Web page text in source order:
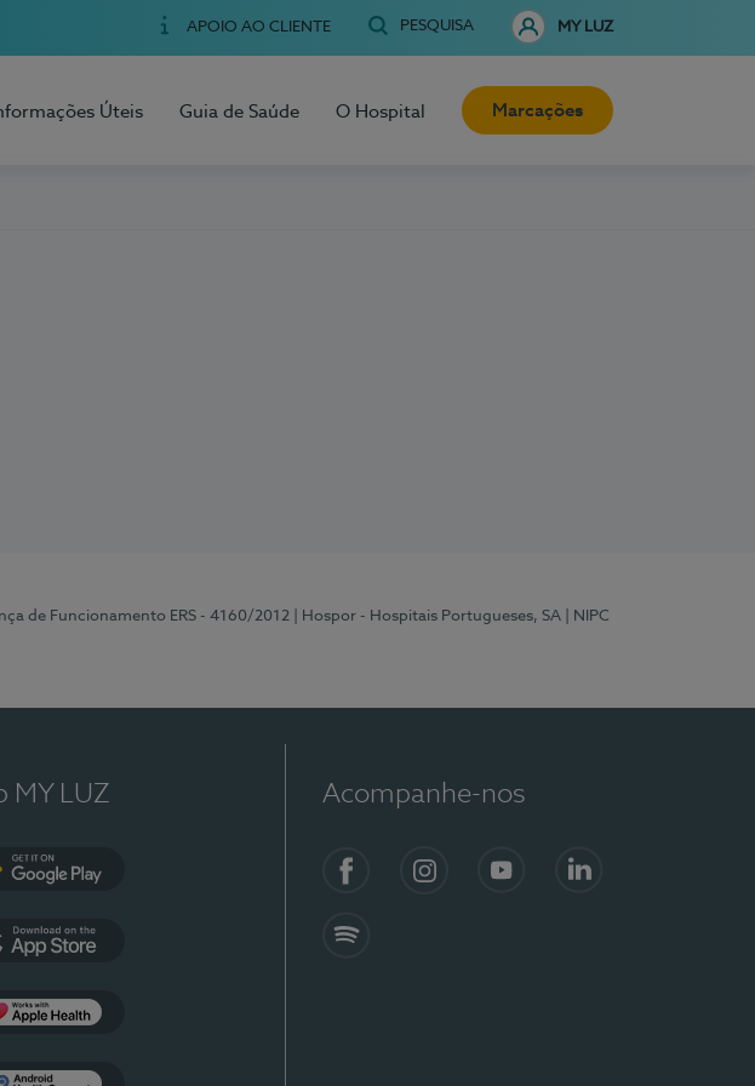
APOIO AO CLIENTE PESQUISA MY LUZ
Úteis Guia de Saúde O Hospital Marcações
de Funcionamento ERS - 4160/2012 | Hospor - Hospitais Portugueses, SA
| NIPC
MY LUZ Acompanhe-nos